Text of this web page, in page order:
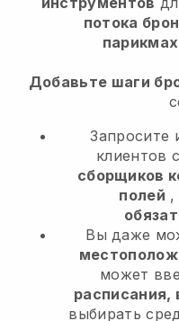
потока
Добавьте шаги
клиентов
сборщиков
полей ,
Вы даже
может
расписания,
выбирать